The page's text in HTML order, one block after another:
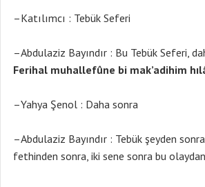
–Katılımcı : Tebük Seferi
–Abdulaziz Bayındır : Bu Tebük Seferi,
Ferihal muhallefûne bi mak’adihim
–Yahya Şenol : Daha sonra
–Abdulaziz Bayındır : Tebük şeyden
fethinden sonra, iki sene sonra bu olaydan